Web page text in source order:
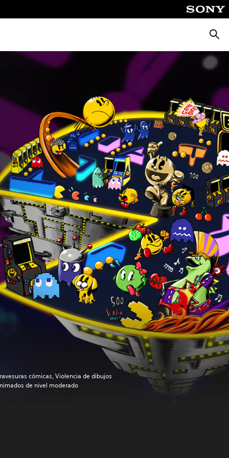
cómicas, Violencia de dibujos
de nivel moderado